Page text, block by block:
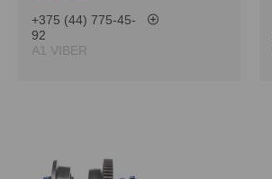
+375 (44) 775-45-
92
А1 VIBER